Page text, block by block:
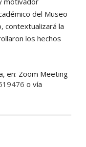
del Museo
contextualizará la
los hechos
en: Zoom Meeting
o vía